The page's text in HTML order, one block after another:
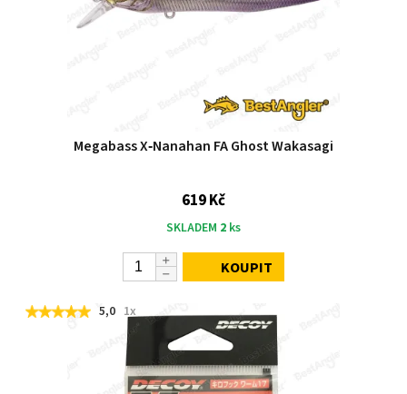
Megabass X‑Nanahan FA Ghost Wakasagi
619 Kč
SKLADEM 2 ks
KOUPIT
5,0 1x